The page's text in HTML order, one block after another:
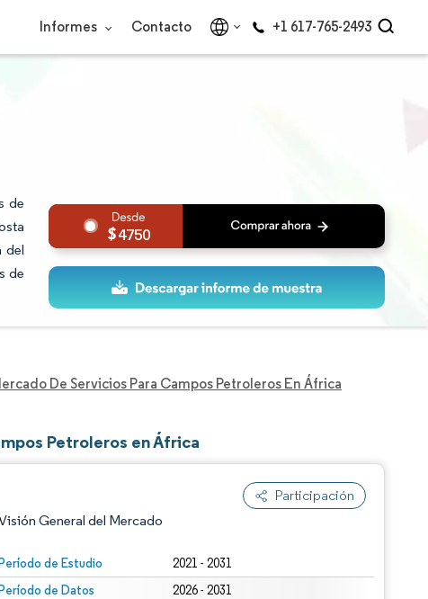
Informes Contacto +1 617-765-2493
de
del
de
4750
De Servicios Para Campos Petroleros En África
Petroleros en África
Participación
General del Mercado
de Estudio 2021 - 2031
de Datos
2026 - 2031